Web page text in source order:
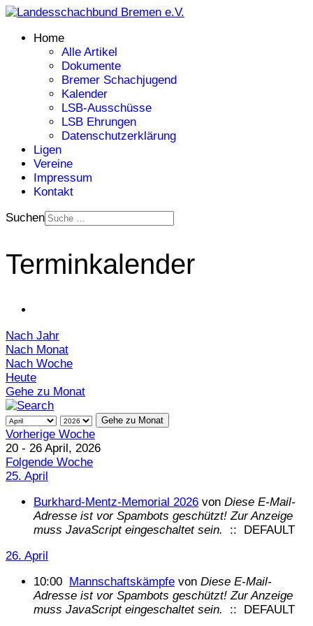
Home
Alle Artikel
Dokumente
Bremer Schachjugend
Kalender
LSB-Ausschüsse
LSB Ehrungen
Datenschutzerklärung
Ligen
Vereine
Impressum
Kontakt
Suchen
Terminkalender
Nach Jahr
Nach Monat
Nach Woche
Heute
Gehe zu Monat
Gehe zu Monat
Vorherige Woche
20 - 26 April, 2026
Folgende Woche
25. April
Burkhard-Mentz-Memorial 2026 von Diese E-Mail-
Adresse ist vor Spambots geschützt! Zur Anzeige
muss JavaScript eingeschaltet sein.
:: DEFAULT
26. April
10:00
Mannschaftskämpfe von Diese E-Mail-
Adresse ist vor Spambots geschützt! Zur Anzeige
muss JavaScript eingeschaltet sein.
:: DEFAULT